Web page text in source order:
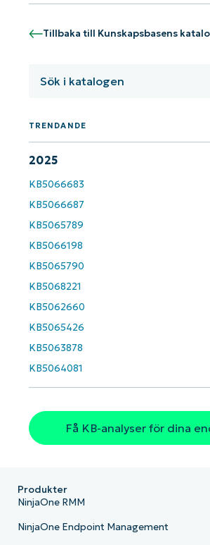
Tillbaka till Kunskapsbasens
TRENDANDE
2025
KB5066683
KB5066687
KB5065789
KB5066198
KB5065790
KB5068221
KB5062660
KB5065426
KB5063878
KB5064081
Få KB-analyser för dina
Kom igång med
last
Business
email*
Phone
Country
Company
name*
Produkter
NinjaOne RMM
NinjaOne Endpoint Management